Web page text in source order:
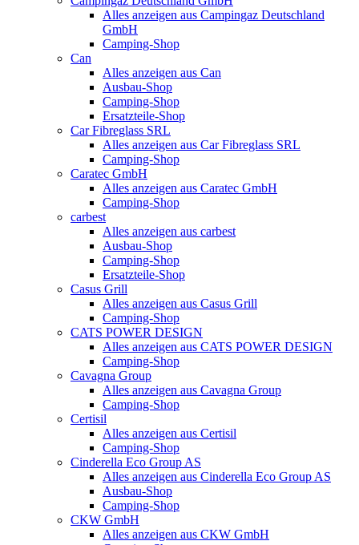
Alles anzeigen aus Campingaz Deutschland
GmbH
Camping-Shop
Can
Alles anzeigen aus Can
Ausbau-Shop
Camping-Shop
Ersatzteile-Shop
Car Fibreglass SRL
Alles anzeigen aus Car Fibreglass SRL
Camping-Shop
Caratec GmbH
Alles anzeigen aus Caratec GmbH
Camping-Shop
carbest
Alles anzeigen aus carbest
Ausbau-Shop
Camping-Shop
Ersatzteile-Shop
Casus Grill
Alles anzeigen aus Casus Grill
Camping-Shop
CATS POWER DESIGN
Alles anzeigen aus CATS POWER DESIGN
Camping-Shop
Cavagna Group
Alles anzeigen aus Cavagna Group
Camping-Shop
Certisil
Alles anzeigen aus Certisil
Camping-Shop
Cinderella Eco Group AS
Alles anzeigen aus Cinderella Eco Group AS
Ausbau-Shop
Camping-Shop
CKW GmbH
Alles anzeigen aus CKW GmbH